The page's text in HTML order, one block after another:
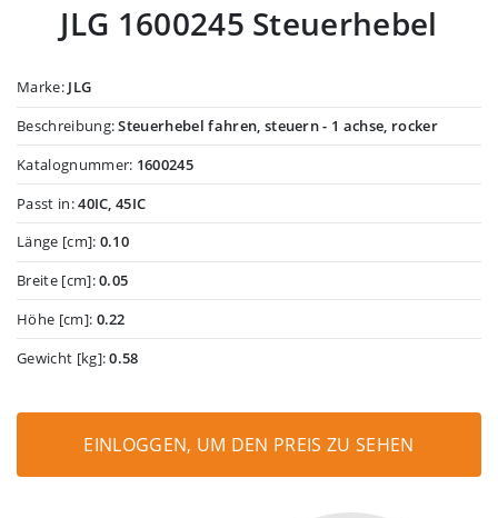
JLG 1600245 Steuerhebel
Marke: JLG
Beschreibung:Steuerhebel fahren, steuern - 1 achse, rocker
Katalognummer: 1600245
Passt in:40IC, 45IC
Länge [cm]: 0.10
Breite [cm]:0.05
Höhe [cm]: 0.22
Gewicht [kg]:0.58
EINLOGGEN, UM DEN PREIS ZU SEHEN